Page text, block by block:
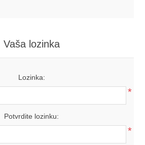
Vaša lozinka
Lozinka:
*
Potvrdite lozinku:
*